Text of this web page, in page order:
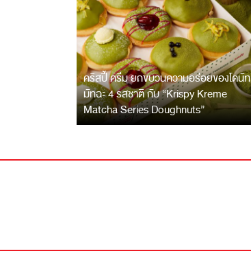
คริสปี้ ครีม ยกขบวนความอร่อยของโดนัท
มัทฉะ 4 รสชาติ กับ “Krispy Kreme
Matcha Series Doughnuts”